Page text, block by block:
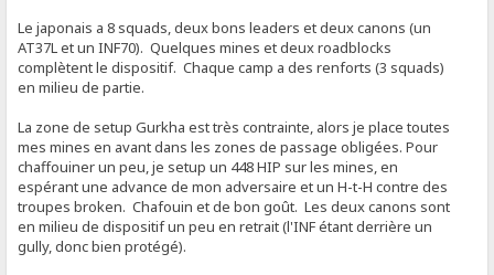
Le japonais a 8 squads, deux bons leaders et deux canons (un
AT37L et un INF70). Quelques mines et deux roadblocks
complètent le dispositif. Chaque camp a des renforts (3 squads)
en milieu de partie.
La zone de setup Gurkha est très contrainte, alors je place toutes
mes mines en avant dans les zones de passage obligées. Pour
chaffouiner un peu, je setup un 448 HIP sur les mines, en
espérant une advance de mon adversaire et un H-t-H contre des
troupes broken. Chafouin et de bon goût. Les deux canons sont
en milieu de dispositif un peu en retrait (l'INF étant derrière un
gully, donc bien protégé).